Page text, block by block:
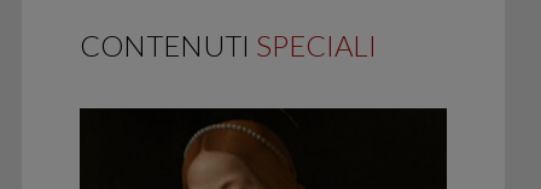
CONTENUTI SPECIALI